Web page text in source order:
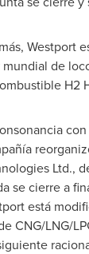
Westport
de
H2
Ltd.,
se cierre a
está
CNG/LNG/